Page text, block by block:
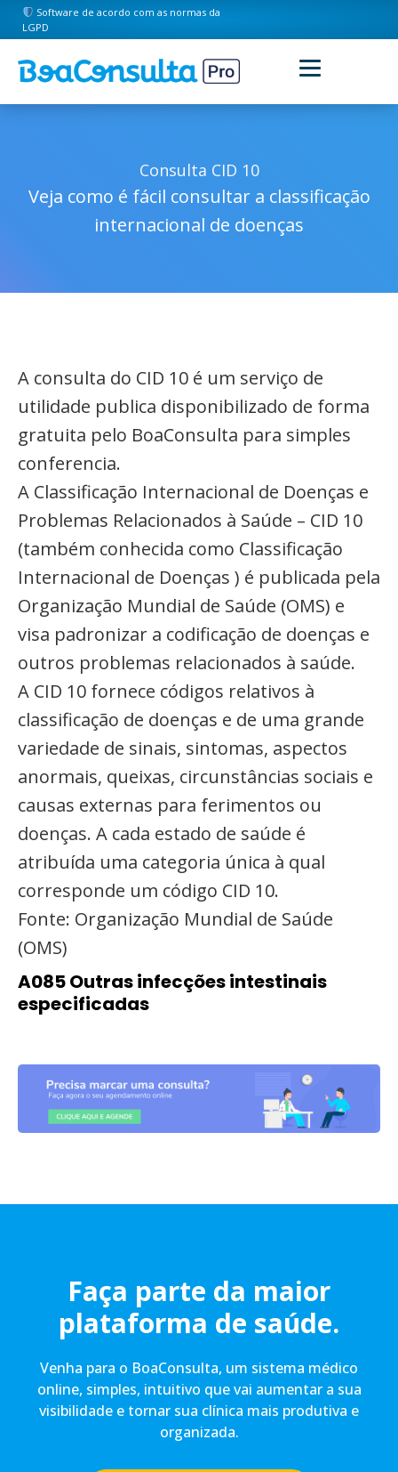
Software de acordo com as normas da
LGPD
Consulta CID 10
Veja como é fácil consultar a classificação
internacional de doenças
A consulta do CID 10 é um serviço de
utilidade publica disponibilizado de forma
gratuita pelo BoaConsulta para simples
conferencia.
A Classificação Internacional de Doenças e
Problemas Relacionados à Saúde – CID 10
(também conhecida como Classificação
Internacional de Doenças ) é publicada pela
Organização Mundial de Saúde (OMS) e
visa padronizar a codificação de doenças e
outros problemas relacionados à saúde.
A CID 10 fornece códigos relativos à
classificação de doenças e de uma grande
variedade de sinais, sintomas, aspectos
anormais, queixas, circunstâncias sociais e
causas externas para ferimentos ou
doenças. A cada estado de saúde é
atribuída uma categoria única à qual
corresponde um código CID 10.
Fonte: Organização Mundial de Saúde
(OMS)
A085 Outras infecções intestinais
especificadas
Faça parte da maior
plataforma de saúde.
Venha para o BoaConsulta, um sistema médico
online, simples, intuitivo que vai aumentar a sua
visibilidade e tornar sua clínica mais produtiva e
organizada.